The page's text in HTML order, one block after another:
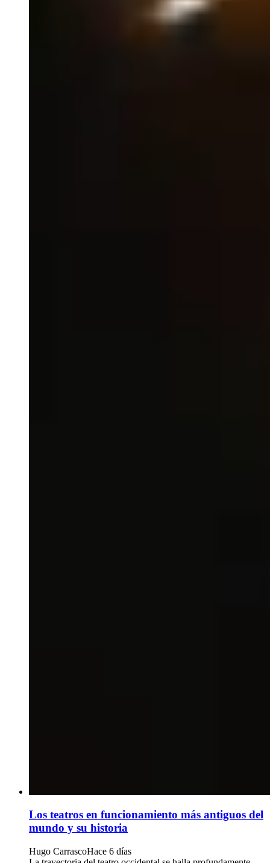
Los teatros en funcionamiento más antiguos del
mundo y su historia
Hugo CarrascoHace 6 días